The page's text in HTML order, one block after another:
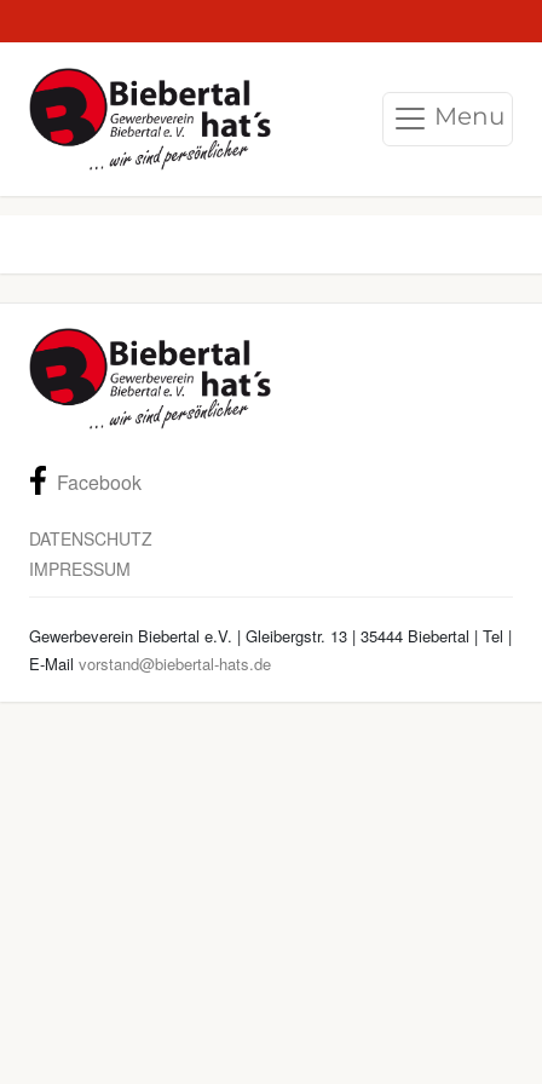
Menu
Facebook
DATENSCHUTZ
IMPRESSUM
Gewerbeverein Biebertal e.V. | Gleibergstr. 13 | 35444 Biebertal | Tel |
E-Mail vorstand@biebertal-hats.de